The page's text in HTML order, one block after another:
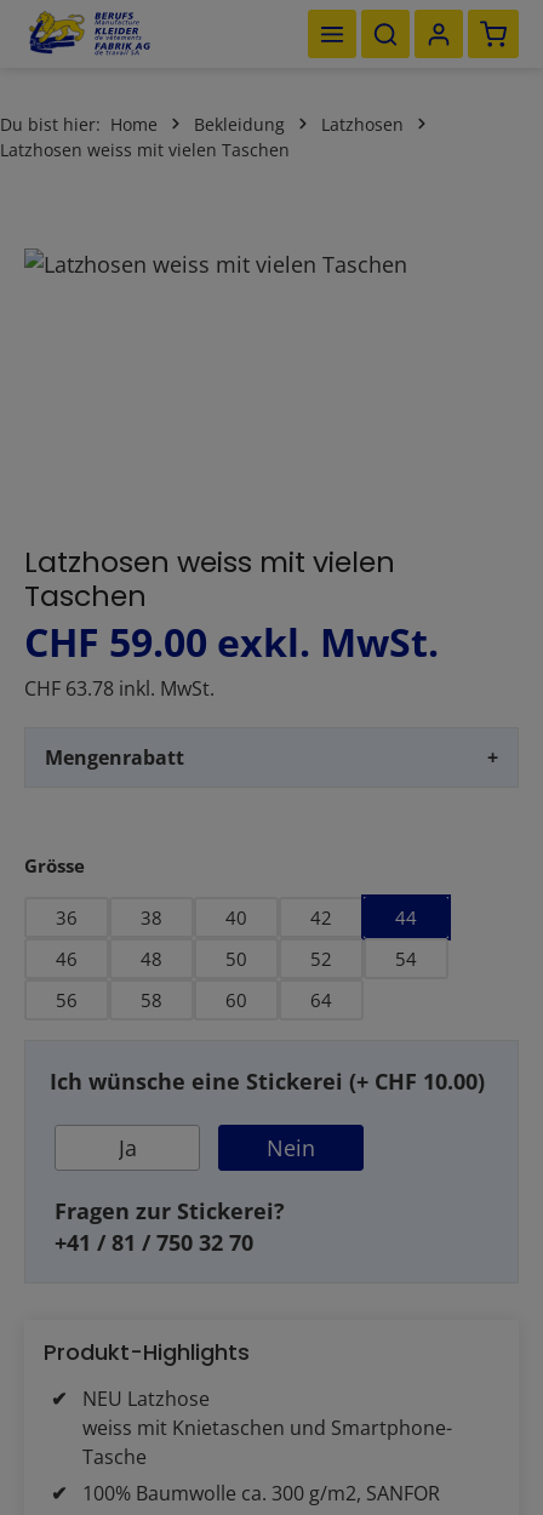
Zum Hauptinhalt springen
Du bist hier: Home Bekleidung
Latzhosen
Latzhosen weiss mit vielen Taschen
Bildergalerie überspringen
Latzhosen weiss mit vielen
Taschen
CHF 59.00 exkl. MwSt.
CHF 63.78 inkl. MwSt.
Mengenrabatt +
Grösse
36 38 40 42
44
46
48 50 52
54
56
58 60 64
Ich wünsche eine Stickerei (+ CHF 10.00)
Ja Nein
Fragen zur Stickerei?
+41 / 81 / 750 32 70
Produkt-Highlights
NEU Latzhose
weiss mit Knietaschen und Smartphone-
Tasche
100% Baumwolle ca. 300 g/m2, SANFOR